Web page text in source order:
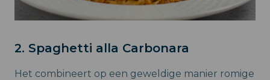
2. Spaghetti alla Carbonara
Het combineert op een geweldige manier romige